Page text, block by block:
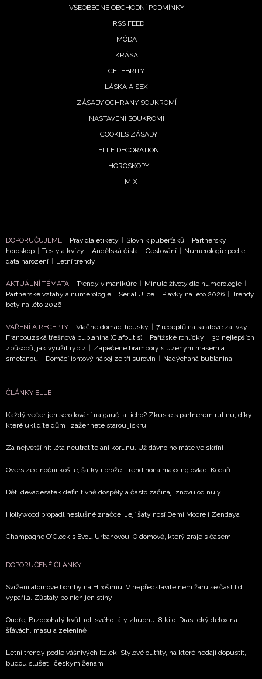
NEWSLETTER
ODESLAT
Přihlášením k newsletteru souhlasíte s
Obchodními
podmínkami společnosti BurdaMedia Extra s.r.o.a
potvrzujete, že jste se seznámili seZásadami
ochrany soukromí- BurdaMedia Extra s.r.o. bude s
vyhodnocení akce a zasílání novinek.
Chcete navíc dostávat i další zajímavé a exkluzivní
informace od našich partnerů? Pokud souhlasíte se
soukromí BurdaMedia Extra s.r.o., zaškrtněte toto pole.
VŠEOBECNÉ OBCHODNÍ PODMÍNKY
RSS FEED
MÓDA
KRÁSA
CELEBRITY
LÁSKA A SEX
ZÁSADY OCHRANY SOUKROMÍ
NASTAVENÍ SOUKROMÍ
COOKIES ZÁSADY
ELLE DECORATION
HOROSKOPY
MIX
DOPORUČUJEME Pravidla etikety | Slovník puberťáků | Partnerský
horoskop | Testy a kvízy | Andělská čísla | Cestování | Numerologie podle
data narození | Letní trendy
AKTUÁLNÍ TÉMATA Trendy v manikúře | Minulé životy dle numerologie |
Partnerské vztahy a numerologie | Seriál Ulice | Plavky na léto 2026 | Trendy
boty na léto 2026
VAŘENÍ A RECEPTY Vláčné domácí housky | 7 receptů na salátové zálivky |
Francouzská třešňová bublanina (Clafoutis) | Pařížské rohlíčky | 30 nejlepších
způsobů, jak využít rybíz | Zapečené brambory s uzeným masem a
smetanou | Domácí iontový nápoj ze tří surovin | Nadýchaná bublanina
ČLÁNKY ELLE
Každý večer jen scrollování na gauči a ticho? Zkuste s partnerem rutinu, díky
které uklidíte dům i zažehnete starou jiskru
Za největší hit léta neutratíte ani korunu. Už dávno ho máte ve skříni
Oversized noční košile, šátky i brože. Trend nona maxxing ovládl Kodaň
Děti devadesátek definitivně dospěly a často začínají znovu od nuly
Hollywood propadl neslušné značce. Její šaty nosí Demi Moore i Zendaya
Champagne O'Clock s Evou Urbanovou: O domově, který zraje s časem
DOPORUČENÉ ČLÁNKY
Svržení atomové bomby na Hirošimu: V nepředstavitelném žáru se část lidí
vypařila. Zůstaly po nich jen stíny
Ondřej Brzobohatý kvůli roli svého táty zhubnul 8 kilo: Drastický detox na
šťávách, masu a zelenině
Letní trendy podle vášnivých Italek. Stylové outfity, na které nedají dopustit,
budou slušet i českým ženám